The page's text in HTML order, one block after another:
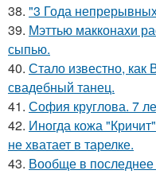
38. "3 Года
39. Мэттью макконахи
сыпью.
40. Стало известно, как
свадебный танец.
41. София круглова. 7
42. Иногда кожа
не хватает в тарелке.
43. Вообще в